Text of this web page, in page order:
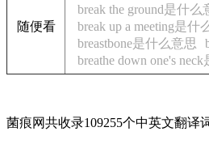
随便看
break the ground是什么
break up a meeting是什
breastbone是什么意思
breathe down one's
菌痕网共收录109255个中英文翻译